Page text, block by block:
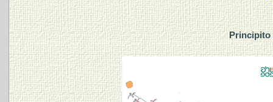
Principito